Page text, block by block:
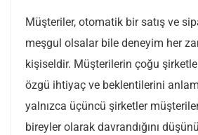
Müşteriler, otomatik bir satış ve
meşgul olsalar bile deneyim her
kişiseldir. Müşterilerin çoğu
özgü ihtiyaç ve beklentilerini
yalnızca üçüncü şirketler
bireyler olarak davrandığını